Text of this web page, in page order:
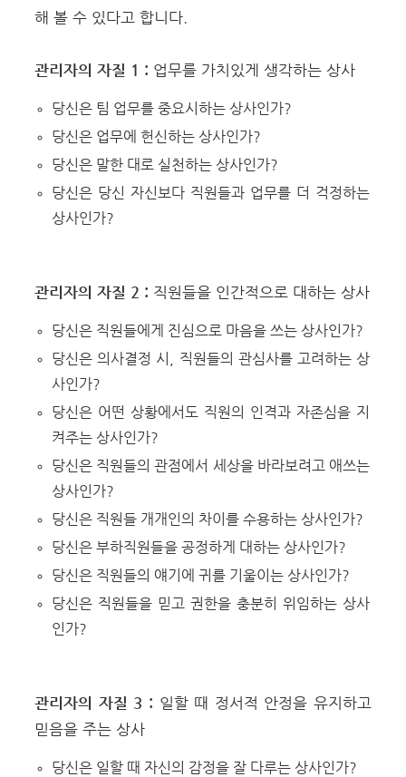
해 볼 수 있다고 합니다.
관리자의 자질 1 : 업무를 가치있게 생각하는 상사
당신은 팀 업무를 중요시하는 상사인가?
당신은 업무에 헌신하는 상사인가?
당신은 말한 대로 실천하는 상사인가?
당신은 당신 자신보다 직원들과 업무를 더 걱정하는
상사인가?
관리자의 자질 2 : 직원들을 인간적으로 대하는 상사
당신은 직원들에게 진심으로 마음을 쓰는 상사인가?
당신은 의사결정 시, 직원들의 관심사를 고려하는 상
사인가?
당신은 어떤 상황에서도 직원의 인격과 자존심을 지
켜주는 상사인가?
당신은 직원들의 관점에서 세상을 바라보려고 애쓰는
상사인가?
당신은 직원들 개개인의 차이를 수용하는 상사인가?
당신은 부하직원들을 공정하게 대하는 상사인가?
당신은 직원들의 얘기에 귀를 기울이는 상사인가?
당신은 직원들을 믿고 권한을 충분히 위임하는 상사
인가?
관리자의 자질 3 : 일할 때 정서적 안정을 유지하고
믿음을 주는 상사
당신은 일할 때 자신의 감정을 잘 다루는 상사인가?